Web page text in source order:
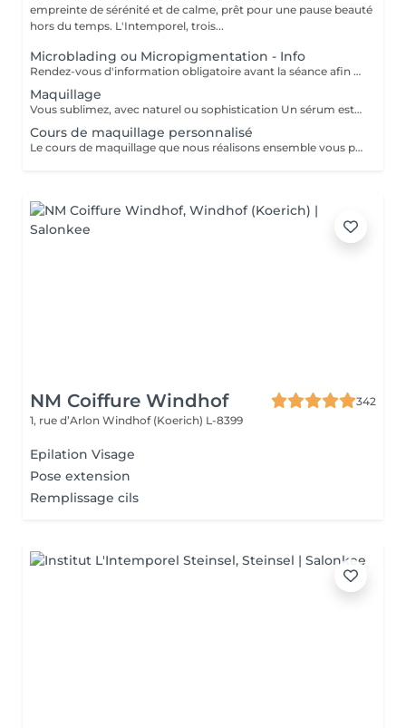
empreinte de sérénité et de calme, prêt pour une pause beauté
hors du temps. L'Intemporel, trois...
Microblading ou Micropigmentation - Info
Rendez-vous d'information obligatoire avant la séance afin de valider le questionnaire médical et les contre-indications, validation de la couleur et de la forme des sourcils, réponses aux éventuelles interrogations. L'acompte sera restitué entièrement lors de votre venue, si vous n'annulez pas il sera conservé.
Maquillage
Vous sublimez, avec naturel ou sophistication Un sérum est appliqué avant le maquillage afin de fixer celui ci Possibilité d'ajouter avant le maquillage de la radio fréquence qui va lisser et défatiguer vos traits pour un rendu encore plus lumineux
Cours de maquillage personnalisé
Le cours de maquillage que nous réalisons ensemble vous permet d'apprendre à réaliser un maquillage complet, naturel ou plus sophistiqué au gré de vos envies et de votre style. Nous essayerons de répondre à toutes vos questions et partagerons nos petits tips de pro ;-)
NM Coiffure Windhof
342
1, rue d’Arlon Windhof (Koerich) L-8399
Epilation Visage
Pose extension
Remplissage cils